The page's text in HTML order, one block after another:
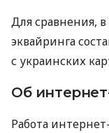
Для сравнения, в
эквайринга
с украинских
Об
Работа